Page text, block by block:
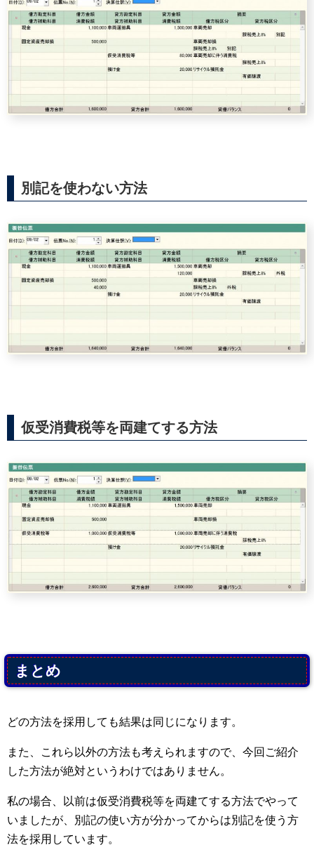
別記を使わない方法
仮受消費税等を両建てする方法
まとめ
どの方法を採用しても結果は同じになります。
また、これら以外の方法も考えられますので、今回ご紹介
した方法が絶対というわけではありません。
私の場合、以前は仮受消費税等を両建てする方法でやって
いましたが、別記の使い方が分かってからは別記を使う方
法を採用しています。